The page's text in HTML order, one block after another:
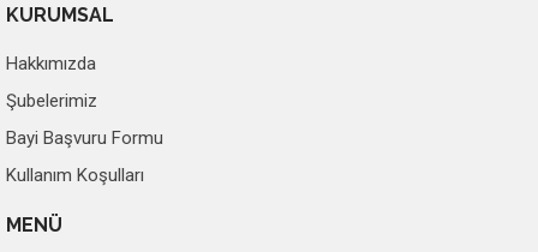
KURUMSAL
Hakkımızda
Şubelerimiz
Bayi Başvuru Formu
Kullanım Koşulları
MENÜ